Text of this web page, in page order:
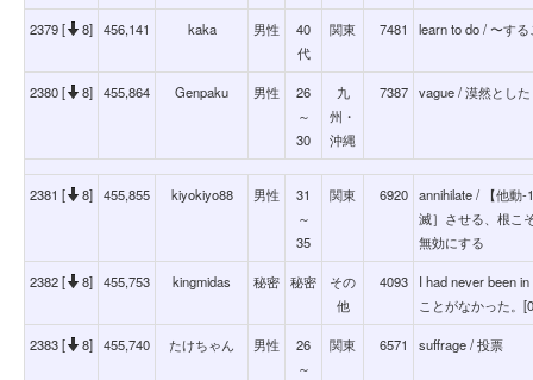
2379 [ 8] 456,141 kaka 男性
40
代
関東 7481 learn to do / 〜す
2380 [ 8] 455,864 Genpaku 男性
26
～
30
九
州・
沖縄
7387 vague / 漠然とした
2381 [ 8] 455,855 kiyokiyo88 男性
31
～
35
関東 6920 annihilate / 【他動
滅］させる、根こ
無効にする
2382 [ 8] 455,753 kingmidas 秘密 秘密
その
他
4093
I had never been
ことがなかった。
2383 [ 8] 455,740 たけちゃん 男性
26
～
関東 6571 suffrage / 投票